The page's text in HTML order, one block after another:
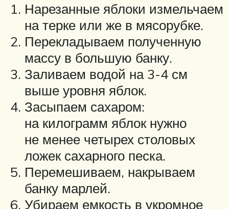
Нарезанные яблоки измельчаем
на терке или же в мясорубке.
Перекладываем полученную
массу в большую банку.
Заливаем водой на 3-4 см
выше уровня яблок.
Засыпаем сахаром:
на килограмм яблок нужно
не менее четырех столовых
ложек сахарного песка.
Перемешиваем, накрываем
банку марлей.
Убираем емкость в укромное